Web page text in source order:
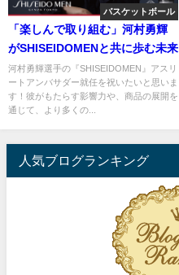
バスケットボール
「楽しんで取り組む」河村勇輝
がSHISEIDOMENと共に歩む未来
河村勇輝選手の『SHISEIDOMEN』アスリ
ートアンバサダー就任を祝いたいと思いま
す！彼がもたらす影響力や、商品の展開を
通じて、より多くの...
人気ブログランキング